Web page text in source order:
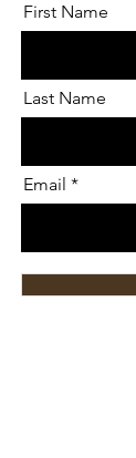
First Name
Last Name
Email